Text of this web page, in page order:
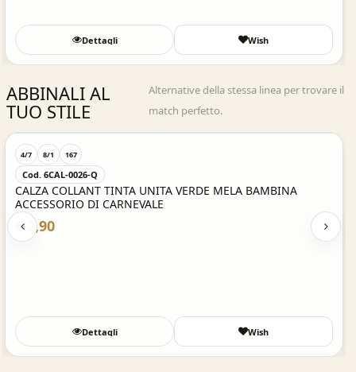
Dettagli Wish
ABBINALI AL
TUO STILE
Alternative della stessa linea per trovare il
match perfetto.
Acquisto Veloce
4/7 8/1 167
Cod. 6CAL-0026-Q
CALZA COLLANT TINTA UNITA VERDE MELA BAMBINA
ACCESSORIO DI CARNEVALE
€ 2,90
Dettagli Wish